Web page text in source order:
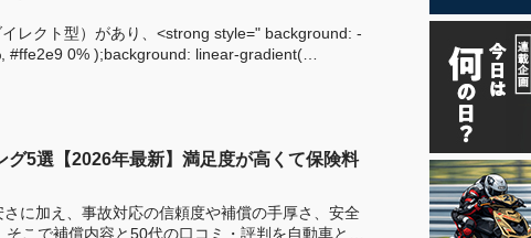
レクト型）があり、<strong style=" background: -
#ffe2e9 0% );background: linear-gradient(
5選【2026年最新】満足度が高くて保険料
に加え、事故対応の信頼度や補償の手厚さ、安全